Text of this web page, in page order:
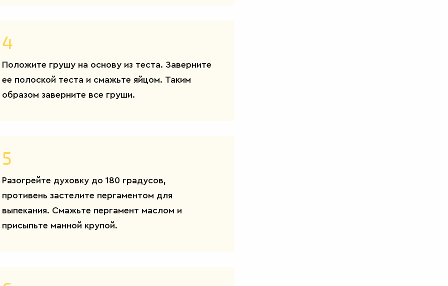
4
Положите грушу на основу из теста. Заверните
ее полоской теста и смажьте яйцом. Таким
образом заверните все груши.
5
Разогрейте духовку до 180 градусов,
противень застелите пергаментом для
выпекания. Смажьте пергамент маслом и
присыпьте манной крупой.